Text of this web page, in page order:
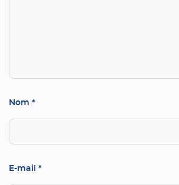
Nom *
E-mail *